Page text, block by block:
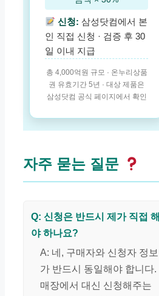
신청: 삼성닷컴에서 본
인 직접 신청 · 검증 후 30
일 이내 지급
총 4,000억원 규모 · 온누리상품
권 유효기간 5년 · 대상 제품은
삼성닷컴 공식 페이지에서 확인
자주 묻는 질문
Q: 신청은 반드시 제가 직접 해
야 하나요?
A: 네, 구매자와 신청자 정보
가 반드시 동일해야 합니다.
매장에서 대신 신청해주는